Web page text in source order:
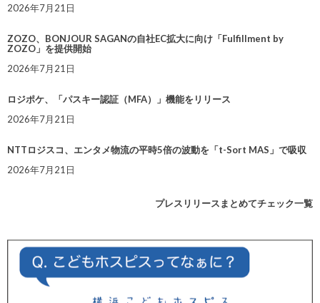
2026年7月21日
ZOZO、BONJOUR SAGANの自社EC拡大に向け「Fulfillment by
ZOZO」を提供開始
2026年7月21日
ロジポケ、「パスキー認証（MFA）」機能をリリース
2026年7月21日
NTTロジスコ、エンタメ物流の平時5倍の波動を「t-Sort MAS」で吸収
2026年7月21日
プレスリリースまとめてチェック一覧